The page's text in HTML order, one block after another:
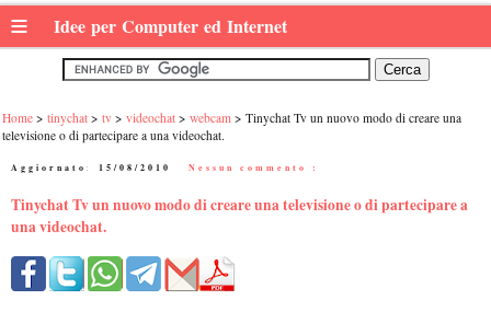
≡ Idee per Computer ed Internet
Home tinychat tv videochat webcam
Tinychat Tv un nuovo modo di creare una
televisione o di partecipare a una videochat.
Aggiornato: 15/08/2010 Nessun commento :
Tinychat Tv un nuovo modo di creare una televisione o di partecipare a
una videochat.